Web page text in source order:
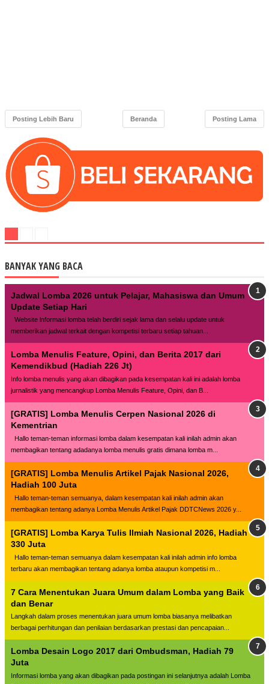
Posting Lebih Baru Posting Lama
Beranda
BANYAK YANG BACA
Jadwal Lomba 2026 untuk Pelajar, Mahasiswa dan Umum
Update Setiap Hari
Website lnformasi lomba telah berdiri sejak lama dan selalu update untuk
memberikan jadwal terkait dengan kompetisi terbaru setiap tahuan...
Lomba Menulis Feature, Opini, dan Berita 2017 dari
Kemendikbud (Hadiah 226 Jt)
Info lomba menulis yang akan dibagikan pada kesempatan kali ini adalah lomba
jurnalistik yang mencangkup Lomba Menulis Feature, Opini, dan B...
[GRATIS] Lomba Menulis Cerpen Nasional 2026 di
Kementrian
Hallo teman-teman informasi lomba dalam kesempatan kali inilah admin akan
membagikan tentang adadanya lomba menulis gratis dimana lomba m...
[GRATIS] Lomba Menulis Artikel Pajak Nasional 2026,
Hadiah 100 Juta
Hallo teman-teman semuanya, dalam kesempatan kali inilah admin akan
membagikan tentang adanya Lomba Menulis Artikel Pajak DDTCNews 2026 y...
[GRATIS] Lomba Karya Tulis Ilmiah Nasional 2026, Hadiah
330 Juta
Hallo teman-teman semuanya dalam kesempatan kali inilah admin info lomba
terbaru akan membagikan tentang adanya lomba ataupun kompetisi m...
7 Cara Menentukan Juara Umum dalam Lomba yang Baik
dan Benar
Langkah dalam proses menentukan juara umum lomba biasanya melibatkan
berbagai perhitungan dan penilaian berdasarkan prestasi dan pencapaian...
Lomba Desain Logo 2017 dari Ombudsman, Hadiah 79
Juta
Informasi lomba yang akan dibagikan pada postingan ini selanjutnya adalah Lomba